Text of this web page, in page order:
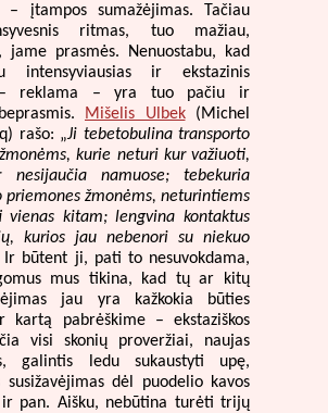
– įtampos sumažėjimas. Tačiau
ritmas, tuo mažiau,
jame prasmės. Nenuostabu, kad
intensyviausias ir ekstazinis
– reklama – yra tuo pačiu ir
Mišelis Ulbek(Michel
rašo: „Ji tebetobulina transporto
kurie neturi kur važiuoti,
nesijaučia namuose; tebekuria
priemones žmonėms, neturintiems
vienas kitam; lengvina kontaktus
kurios jau nebenori su niekuo
Ir būtent ji, pati to nesuvokdama,
mus tikina, kad tų ar kitų
jau yra kažkokia būties
kartą pabrėškime – ekstaziškos
visi skonių proveržiai, naujas
galintis ledu sukaustyti upę,
susižavėjimas dėl puodelio kavos
pan. Aišku, nebūtina turėti trijų